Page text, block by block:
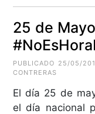
25 de
PUBLICADO 25/05/
CONTRERAS
El día 25 de
el día nacional